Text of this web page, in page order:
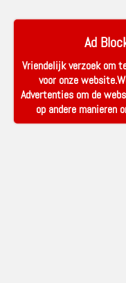
Ad
Vriendelijk verzoek om
voor onze
Advertenties om de
op andere manieren